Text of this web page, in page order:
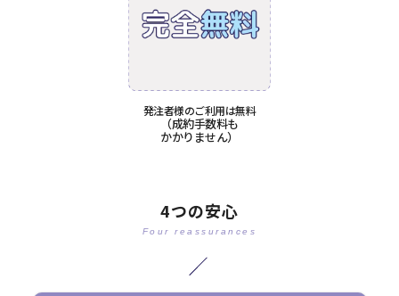
発注者様のご利用は無料
（成約手数料も
かかりません）
4つの安心
Four reassurances